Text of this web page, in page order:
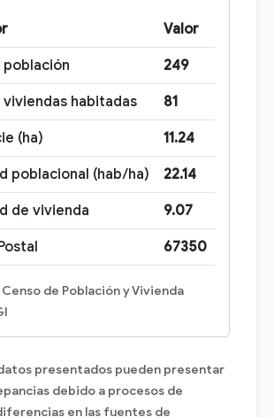
Valor
población 249
habitadas 81
(ha) 11.24
poblacional (hab/ha) 22.14
de vivienda 9.07
67350
Censo de Población y Vivienda
presentados pueden presentar
debido a procesos de
en las fuentes de